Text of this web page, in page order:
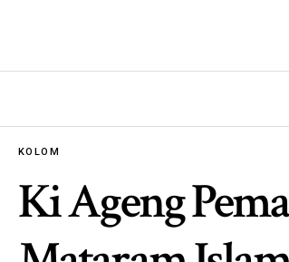
KOLOM
Ki Ageng